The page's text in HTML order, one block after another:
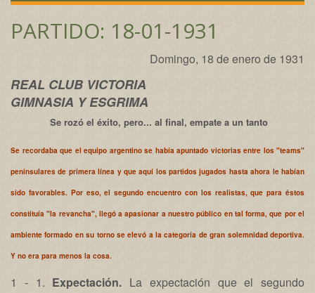
PARTIDO: 18-01-1931
Domingo, 18 de enero de 1931
REAL CLUB VICTORIA
GIMNASIA Y ESGRIMA
Se rozó el éxito, pero... al final, empate a un tanto
Se recordaba que el equipo argentino se había apuntado victorias entre los "teams"
peninsulares de primera línea y que aquí los partidos jugados hasta ahora le habían
sido favorables. Por eso, el segundo encuentro con los realistas, que para éstos
constituía "la revancha", llegó a apasionar a nuestro público en tal forma, que por el
ambiente formado en su torno se elevó a la categoría de gran solemnidad deportiva.
Y no era para menos la cosa.
1 - 1. Expectación. La expectación que el segundo